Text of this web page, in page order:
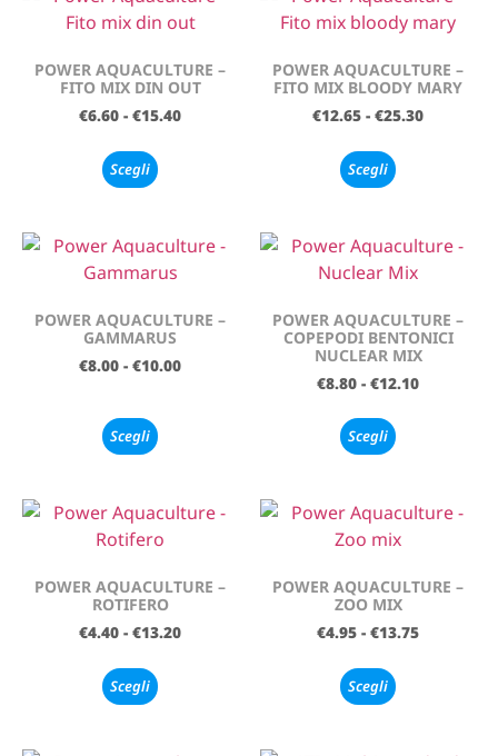
POWER AQUACULTURE –
FITO MIX DIN OUT
€6.60 - €15.40
Scegli
POWER AQUACULTURE –
FITO MIX BLOODY MARY
€12.65 - €25.30
Scegli
POWER AQUACULTURE –
GAMMARUS
€8.00 - €10.00
Scegli
POWER AQUACULTURE –
COPEPODI BENTONICI
NUCLEAR MIX
€8.80 - €12.10
Scegli
POWER AQUACULTURE –
ROTIFERO
€4.40 - €13.20
Scegli
POWER AQUACULTURE –
ZOO MIX
€4.95 - €13.75
Scegli